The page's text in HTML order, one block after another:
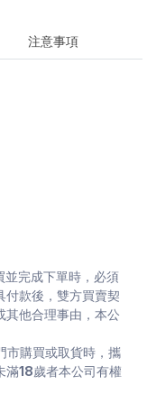
注意事項
並完成下單時，必須
付款後，雙方買賣契
其他合理事由，本公
市購買或取貨時，攜
滿18歲者本公司有權